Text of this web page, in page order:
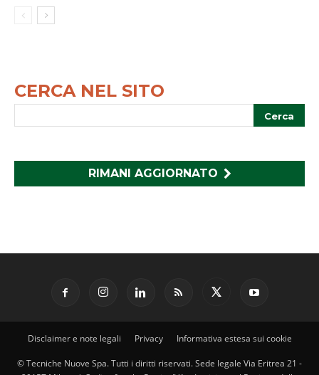
CERCA NEL SITO
RIMANI AGGIORNATO
Disclaimer e note legali Privacy Informativa estesa sui cookie
© Tecniche Nuove Spa. Tutti i diritti riservati. Sede legale Via Eritrea 21 -